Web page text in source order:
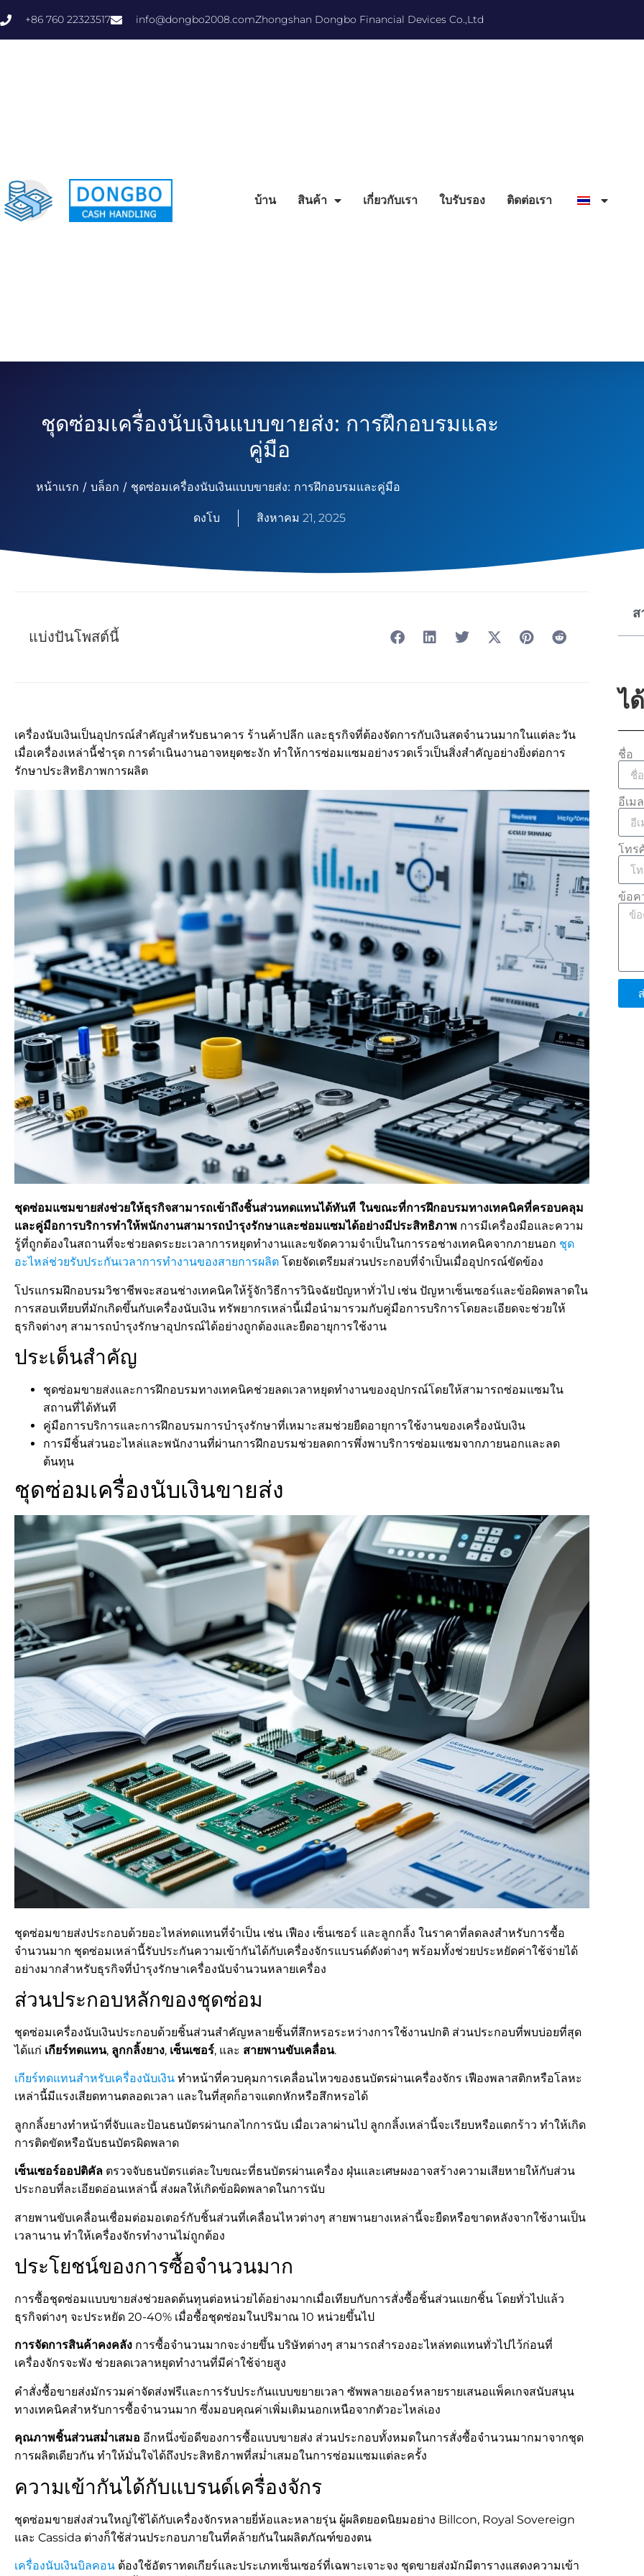
+86 760 22323517 info@dongbo2008.comZhongshan Dongbo Financial Devices Co.,Ltd
บ้าน สินค้า เกี่ยวกับเรา ใบรับรอง ติดต่อเรา
ชุดซ่อมเครื่องนับเงินแบบขายส่ง: การฝึกอบรมและ
คู่มือ
หน้าแรก / บล็อก / ชุดซ่อมเครื่องนับเงินแบบขายส่ง: การฝึกอบรมและคู่มือ
ดงโบ สิงหาคม 21, 2025
แบ่งปันโพสต์นี้
เครื่องนับเงินเป็นอุปกรณ์สำคัญสำหรับธนาคาร ร้านค้าปลีก และธุรกิจที่ต้องจัดการกับเงินสดจำนวนมากในแต่ละวัน
เมื่อเครื่องเหล่านี้ชำรุด การดำเนินงานอาจหยุดชะงัก ทำให้การซ่อมแซมอย่างรวดเร็วเป็นสิ่งสำคัญอย่างยิ่งต่อการ
รักษาประสิทธิภาพการผลิต
ชุดซ่อมแซมขายส่งช่วยให้ธุรกิจสามารถเข้าถึงชิ้นส่วนทดแทนได้ทันที ในขณะที่การฝึกอบรมทางเทคนิคที่ครอบคลุม
และคู่มือการบริการทำให้พนักงานสามารถบำรุงรักษาและซ่อมแซมได้อย่างมีประสิทธิภาพ การมีเครื่องมือและความ
รู้ที่ถูกต้องในสถานที่จะช่วยลดระยะเวลาการหยุดทำงานและขจัดความจำเป็นในการรอช่างเทคนิคจากภายนอก ชุด
อะไหล่ช่วยรับประกันเวลาการทำงานของสายการผลิต โดยจัดเตรียมส่วนประกอบที่จำเป็นเมื่ออุปกรณ์ขัดข้อง
โปรแกรมฝึกอบรมวิชาชีพจะสอนช่างเทคนิคให้รู้จักวิธีการวินิจฉัยปัญหาทั่วไป เช่น ปัญหาเซ็นเซอร์และข้อผิดพลาดใน
การสอบเทียบที่มักเกิดขึ้นกับเครื่องนับเงิน ทรัพยากรเหล่านี้เมื่อนำมารวมกับคู่มือการบริการโดยละเอียดจะช่วยให้
ธุรกิจต่างๆ สามารถบำรุงรักษาอุปกรณ์ได้อย่างถูกต้องและยืดอายุการใช้งาน
ประเด็นสำคัญ
ชุดซ่อมขายส่งและการฝึกอบรมทางเทคนิคช่วยลดเวลาหยุดทำงานของอุปกรณ์โดยให้สามารถซ่อมแซมใน
สถานที่ได้ทันที
คู่มือการบริการและการฝึกอบรมการบำรุงรักษาที่เหมาะสมช่วยยืดอายุการใช้งานของเครื่องนับเงิน
การมีชิ้นส่วนอะไหล่และพนักงานที่ผ่านการฝึกอบรมช่วยลดการพึ่งพาบริการซ่อมแซมจากภายนอกและลด
ต้นทุน
ชุดซ่อมเครื่องนับเงินขายส่ง
ชุดซ่อมขายส่งประกอบด้วยอะไหล่ทดแทนที่จำเป็น เช่น เฟือง เซ็นเซอร์ และลูกกลิ้ง ในราคาที่ลดลงสำหรับการซื้อ
จำนวนมาก ชุดซ่อมเหล่านี้รับประกันความเข้ากันได้กับเครื่องจักรแบรนด์ดังต่างๆ พร้อมทั้งช่วยประหยัดค่าใช้จ่ายได้
อย่างมากสำหรับธุรกิจที่บำรุงรักษาเครื่องนับจำนวนหลายเครื่อง
ส่วนประกอบหลักของชุดซ่อม
ชุดซ่อมเครื่องนับเงินประกอบด้วยชิ้นส่วนสำคัญหลายชิ้นที่สึกหรอระหว่างการใช้งานปกติ ส่วนประกอบที่พบบ่อยที่สุด
ได้แก่ เกียร์ทดแทน, ลูกกลิ้งยาง, เซ็นเซอร์, และ สายพานขับเคลื่อน.
เกียร์ทดแทนสำหรับเครื่องนับเงิน ทำหน้าที่ควบคุมการเคลื่อนไหวของธนบัตรผ่านเครื่องจักร เฟืองพลาสติกหรือโลหะ
เหล่านี้มีแรงเสียดทานตลอดเวลา และในที่สุดก็อาจแตกหักหรือสึกหรอได้
ลูกกลิ้งยางทำหน้าที่จับและป้อนธนบัตรผ่านกลไกการนับ เมื่อเวลาผ่านไป ลูกกลิ้งเหล่านี้จะเรียบหรือแตกร้าว ทำให้เกิด
การติดขัดหรือนับธนบัตรผิดพลาด
เซ็นเซอร์ออปติคัล ตรวจจับธนบัตรแต่ละใบขณะที่ธนบัตรผ่านเครื่อง ฝุ่นและเศษผงอาจสร้างความเสียหายให้กับส่วน
ประกอบที่ละเอียดอ่อนเหล่านี้ ส่งผลให้เกิดข้อผิดพลาดในการนับ
สายพานขับเคลื่อนเชื่อมต่อมอเตอร์กับชิ้นส่วนที่เคลื่อนไหวต่างๆ สายพานยางเหล่านี้จะยืดหรือขาดหลังจากใช้งานเป็น
เวลานาน ทำให้เครื่องจักรทำงานไม่ถูกต้อง
ประโยชน์ของการซื้อจำนวนมาก
การซื้อชุดซ่อมแบบขายส่งช่วยลดต้นทุนต่อหน่วยได้อย่างมากเมื่อเทียบกับการสั่งซื้อชิ้นส่วนแยกชิ้น โดยทั่วไปแล้ว
ธุรกิจต่างๆ จะประหยัด 20-40% เมื่อซื้อชุดซ่อมในปริมาณ 10 หน่วยขึ้นไป
การจัดการสินค้าคงคลัง การซื้อจำนวนมากจะง่ายขึ้น บริษัทต่างๆ สามารถสำรองอะไหล่ทดแทนทั่วไปไว้ก่อนที่
เครื่องจักรจะพัง ช่วยลดเวลาหยุดทำงานที่มีค่าใช้จ่ายสูง
คำสั่งซื้อขายส่งมักรวมค่าจัดส่งฟรีและการรับประกันแบบขยายเวลา ซัพพลายเออร์หลายรายเสนอแพ็คเกจสนับสนุน
ทางเทคนิคสำหรับการซื้อจำนวนมาก ซึ่งมอบคุณค่าเพิ่มเติมนอกเหนือจากตัวอะไหล่เอง
คุณภาพชิ้นส่วนสม่ำเสมอ อีกหนึ่งข้อดีของการซื้อแบบขายส่ง ส่วนประกอบทั้งหมดในการสั่งซื้อจำนวนมากมาจากชุด
การผลิตเดียวกัน ทำให้มั่นใจได้ถึงประสิทธิภาพที่สม่ำเสมอในการซ่อมแซมแต่ละครั้ง
ความเข้ากันได้กับแบรนด์เครื่องจักร
ชุดซ่อมขายส่งส่วนใหญ่ใช้ได้กับเครื่องจักรหลายยี่ห้อและหลายรุ่น ผู้ผลิตยอดนิยมอย่าง Billcon, Royal Sovereign
และ Cassida ต่างก็ใช้ส่วนประกอบภายในที่คล้ายกันในผลิตภัณฑ์ของตน
เครื่องนับเงินบิลคอน ต้องใช้อัตราทดเกียร์และประเภทเซ็นเซอร์ที่เฉพาะเจาะจง ชุดขายส่งมักมีตารางแสดงความเข้า
ส
ไ
ชื่อ
อีเมล
โทร
ข้อค